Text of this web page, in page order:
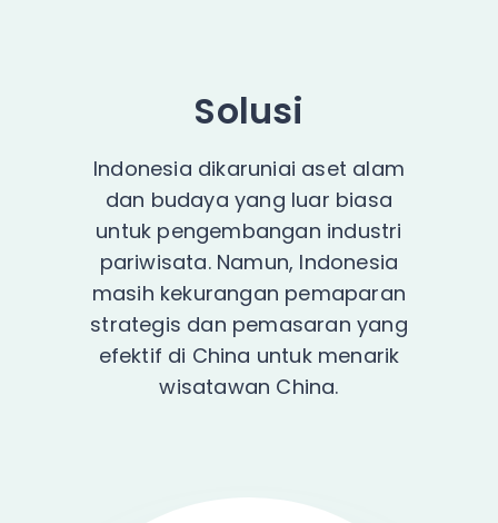
Solusi
Indonesia dikaruniai aset alam
dan budaya yang luar biasa
untuk pengembangan industri
pariwisata. Namun, Indonesia
masih kekurangan pemaparan
strategis dan pemasaran yang
efektif di China untuk menarik
wisatawan China.